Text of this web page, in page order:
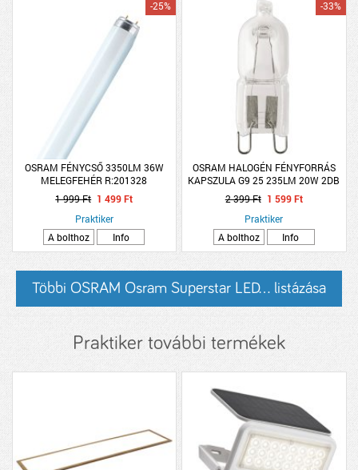
OSRAM FÉNYCSŐ 3350LM 36W
MELEGFEHÉR R:201328
-25%
1 999 Ft 1 499 Ft
Praktiker
A bolthoz
Info
OSRAM HALOGÉN FÉNYFORRÁS
KAPSZULA G9 25 235LM 20W 2DB
2000H
-33%
2 399 Ft 1 599 Ft
Praktiker
A bolthoz
Info
Többi OSRAM Osram Superstar LED... listázása
Praktiker további termékek